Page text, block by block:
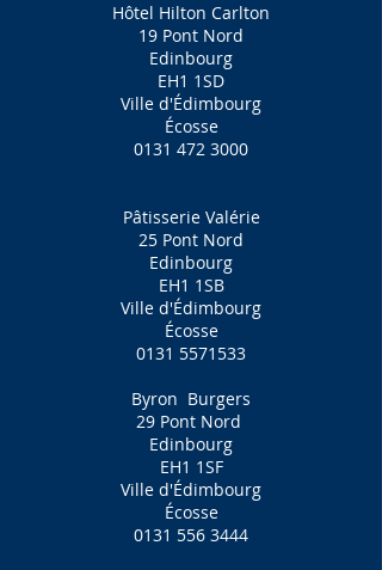
Hôtel Hilton Carlton
19 Pont Nord
Edinbourg
EH1 1SD
Ville d'Édimbourg
Écosse
0131 472 3000
Pâtisserie Valérie
25 Pont Nord
Edinbourg
EH1 1SB
Ville d'Édimbourg
Écosse
0131 5571533
Byron Burgers
29 Pont Nord
Edinbourg
EH1 1SF
Ville d'Édimbourg
Écosse
0131 556 3444